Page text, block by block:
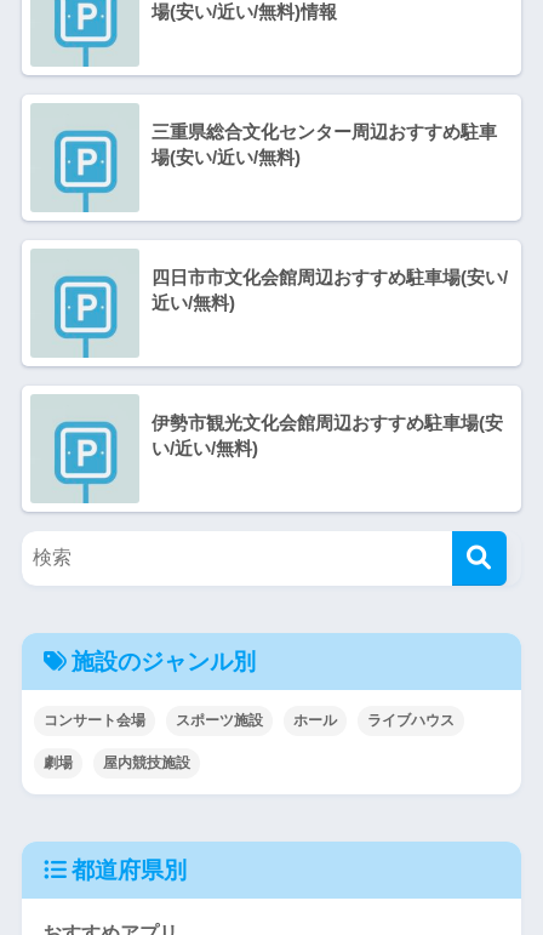
場(安い/近い/無料)情報
三重県総合文化センター周辺おすすめ駐車
場(安い/近い/無料)
四日市市文化会館周辺おすすめ駐車場(安い/
近い/無料)
伊勢市観光文化会館周辺おすすめ駐車場(安
い/近い/無料)
施設のジャンル別
コンサート会場 スポーツ施設 ホール ライブハウス
劇場 屋内競技施設
都道府県別